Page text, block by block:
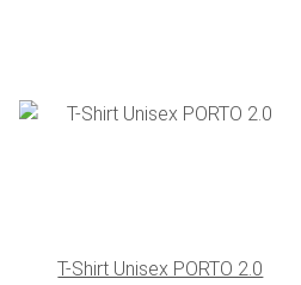
T-Shirt Unisex PORTO 2.0